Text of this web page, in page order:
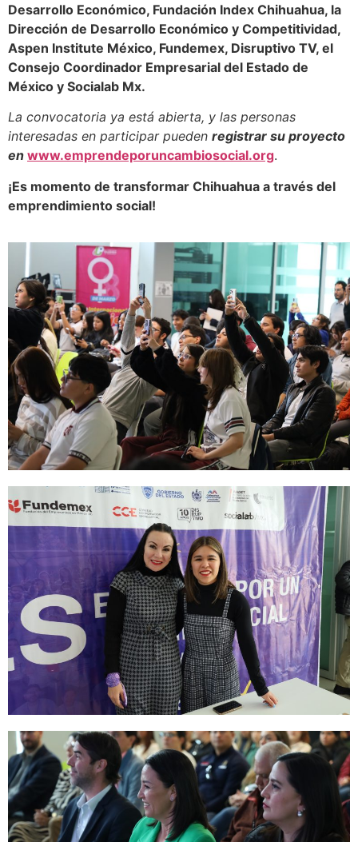
Desarrollo Económico, Fundación Index Chihuahua, la
Dirección de Desarrollo Económico y Competitividad,
Aspen Institute México, Fundemex, Disruptivo TV, el
Consejo Coordinador Empresarial del Estado de
México y Socialab Mx.
La convocatoria ya está abierta, y las personas
interesadas en participar pueden registrar su proyecto
en www.emprendeporuncambiosocial.org.
¡Es momento de transformar Chihuahua a través del
emprendimiento social!